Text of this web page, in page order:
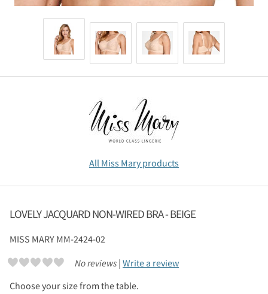
All Miss Mary products
LOVELY JACQUARD NON-WIRED BRA - BEIGE
MISS MARY MM-2424-02
No reviews | Write a review
Choose your size from the table.